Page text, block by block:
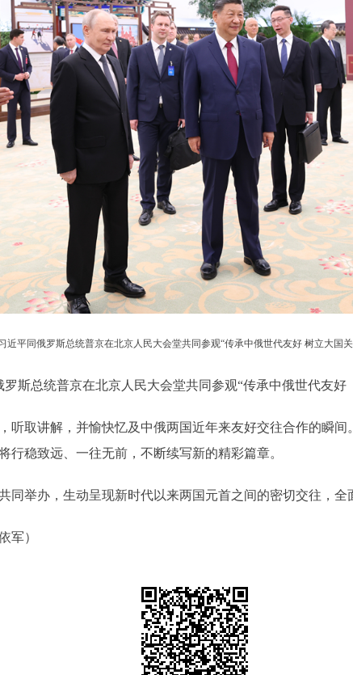
近平同俄罗斯总统普京在北京人民大会堂共同参观“传承中俄世代友好 树立大国关
总统普京在北京人民大会堂共同参观“传承中俄世代友好
取讲解，并愉快忆及中俄两国近年来友好交往合作的瞬间
行稳致远、一往无前，不断续写新的精彩篇章。
举办，生动呈现新时代以来两国元首之间的密切交往，全
军）